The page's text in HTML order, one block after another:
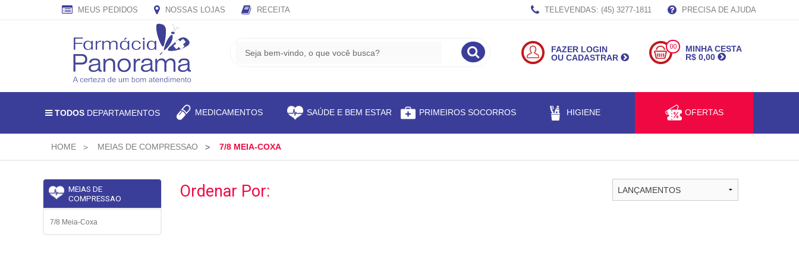
MEUS PEDIDOS NOSSAS LOJAS RECEITA TELEVENDAS: (45) 3277-1811 PRECISA DE AJUDA
FAZER LOGIN
OU CADASTRAR
00
MINHA CESTA
R$ 0,00
TODOS DEPARTAMENTOS MEDICAMENTOS SAÚDE E BEM ESTAR PRIMEIROS SOCORROS HIGIENE OFERTAS
HOME MEIAS DE COMPRESSAO 7/8 MEIA-COXA
MEIAS DE
COMPRESSAO
7/8 Meia-Coxa
Ordenar Por:
CADASTRE
SEU
MAIL
RECEBA
PROMOÇÕES